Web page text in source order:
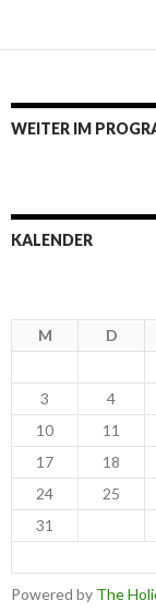
WEITER IM
KALENDER
M D
3
4
10
11
17
18
24
25
31
Powered by The